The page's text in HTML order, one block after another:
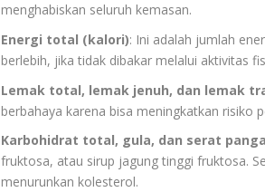
menghabiskan seluruh kemasan.
Energi total (kalori): Ini adalah jumlah
berlebih, jika tidak dibakar melalui aktivitas
Lemak total, lemak jenuh, dan lemak
berbahaya karena bisa meningkatkan risiko
Karbohidrat total, gula, dan serat
fruktosa, atau sirup jagung tinggi fruktosa.
menurunkan kolesterol.